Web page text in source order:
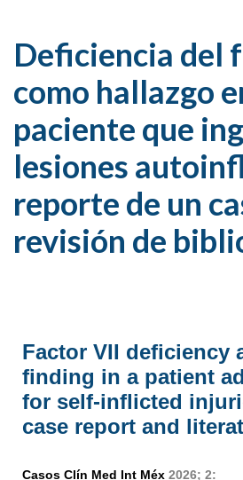
Deficiencia del
como hallazgo
paciente que
lesiones
reporte de un
revisión de
Factor VII deficiency
finding in a patient
for self-inflicted
case report and
Casos Clín Med Int Méx 2026; 2: